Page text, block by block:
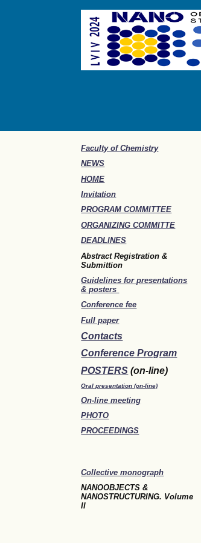
Faculty of Chemistry
NEWS
HOME
Invitation
PROGRAM COMMITTEE
ORGANIZING COMMITTE
DEADLINES
Abstract Registration &
Submittion
Guidelines for presentations
& posters
Conference fee
Full paper
Contacts
Conference Program
POSTERS (on-line)
Oral presentation (on-line)
On-line meeting
PHOTO
PROCEEDINGS
Collective monograph
NANOOBJECTS &
NANOSTRUCTURING. Volume
II